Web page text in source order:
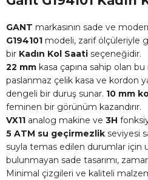
GANT markasının sade ve
G194101 modeli, zarif ölçüleriyle
bir Kadın Kol Saati seçeneğidir.
22 mm kasa çapına sahip olan
paslanmaz çelik kasa ve kordon
dengeli bir duruş sunar. 10 mm
feminen bir görünüm kazandırır.
VX11 analog makine ve 3H
5 ATM su geçirmezlik seviyesi
suyla temas edilen durumlar için
bulunmayan sade tasarımı,
Minimal çizgileri ve kaliteli